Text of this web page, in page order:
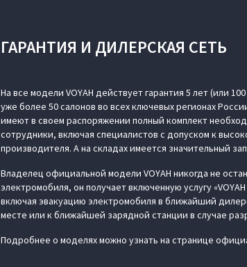
ГАРАНТИЯ И ДИЛЕРСКАЯ СЕТЬ
На все модели VOYAH действует гарантия 5 лет (или
уже более 50 салонов во всех ключевых регионах
имеют в своем распоряжении полный комплект
сотрудники, включая специалистов с допуском к
производителя. А на складах имеется значительный
Владелец официальной модели VOYAH никогда не
электромобиля, он получает включенную услугу
включая эвакуацию электромобиля в ближайший
месте или к ближайшей зарядной станции в случае
Подробнее о моделях можно узнать на странице